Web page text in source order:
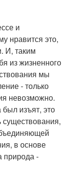
и
нравится это,
И, таким
из жизненного
мы
- только
невозможно.
был изъят, это
существования,
в основе
природа -